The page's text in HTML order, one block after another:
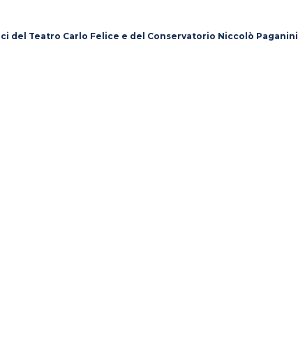
del Teatro Carlo Felice e del Conservatorio Niccolò Paganini